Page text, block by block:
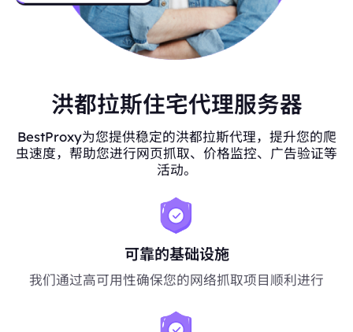
洪都拉斯住宅代理服务器
BestProxy为您提供稳定的洪都拉斯代理，提升您的爬
虫速度，帮助您进行网页抓取、价格监控、广告验证等
活动。
可靠的基础设施
我们通过高可用性确保您的网络抓取项目顺利进行